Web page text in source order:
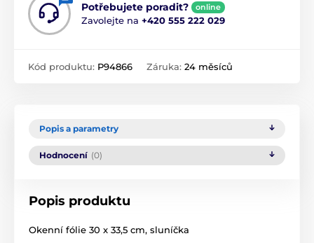
Potřebujete poradit? online
Zavolejte na +420 555 222 029
Kód produktu: P94866 Záruka: 24 měsíců
Popis a parametry
Hodnocení (0)
Popis produktu
Okenní fólie 30 x 33,5 cm, sluníčka